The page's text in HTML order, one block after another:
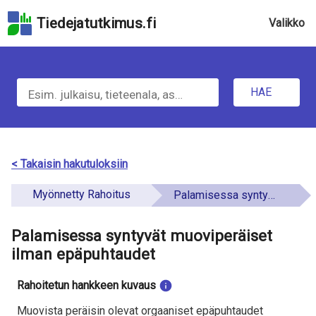
hakukenttään
pääsisältöön
Hyppää
saavutettavuusselosteeseen
Tiedejatutkimus.fi Valikko
H
a
e
t
t
o
a
HAE
< Takaisin hakutuloksiin
Myönnetty Rahoitus Palamisessa syntyvät muoviperäiset ilman epäpuhtaudet
Palamisessa syntyvät muoviperäiset
ilman epäpuhtaudet
Rahoitetun hankkeen kuvaus
Muovista peräisin olevat orgaaniset epäpuhtaudet